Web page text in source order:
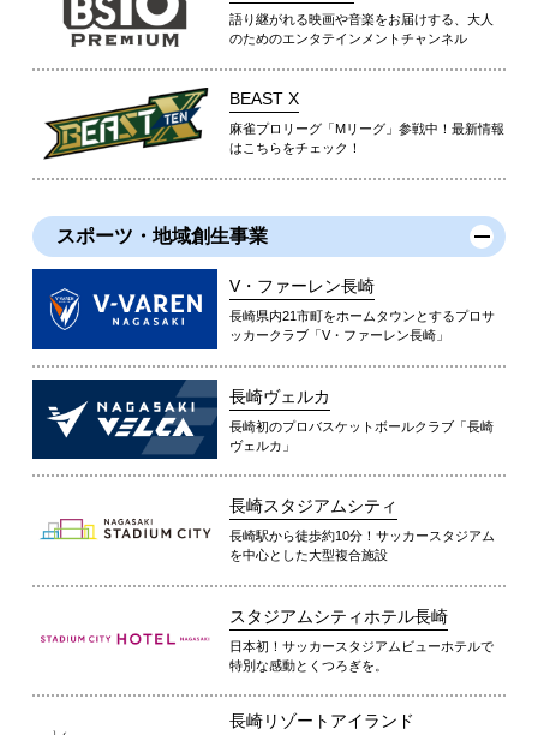
語り継がれる映画や音楽をお届けする、大人
のためのエンタテインメントチャンネル
BEAST X
麻雀プロリーグ「Mリーグ」参戦中！最新情報
はこちらをチェック！
スポーツ・地域創生事業
V・ファーレン長崎
長崎県内21市町をホームタウンとするプロサ
ッカークラブ「V・ファーレン長崎」
長崎ヴェルカ
長崎初のプロバスケットボールクラブ「長崎
ヴェルカ」
長崎スタジアムシティ
長崎駅から徒歩約10分！サッカースタジアム
を中心とした大型複合施設
スタジアムシティホテル長崎
日本初！サッカースタジアムビューホテルで
特別な感動とくつろぎを。
長崎リゾートアイランド